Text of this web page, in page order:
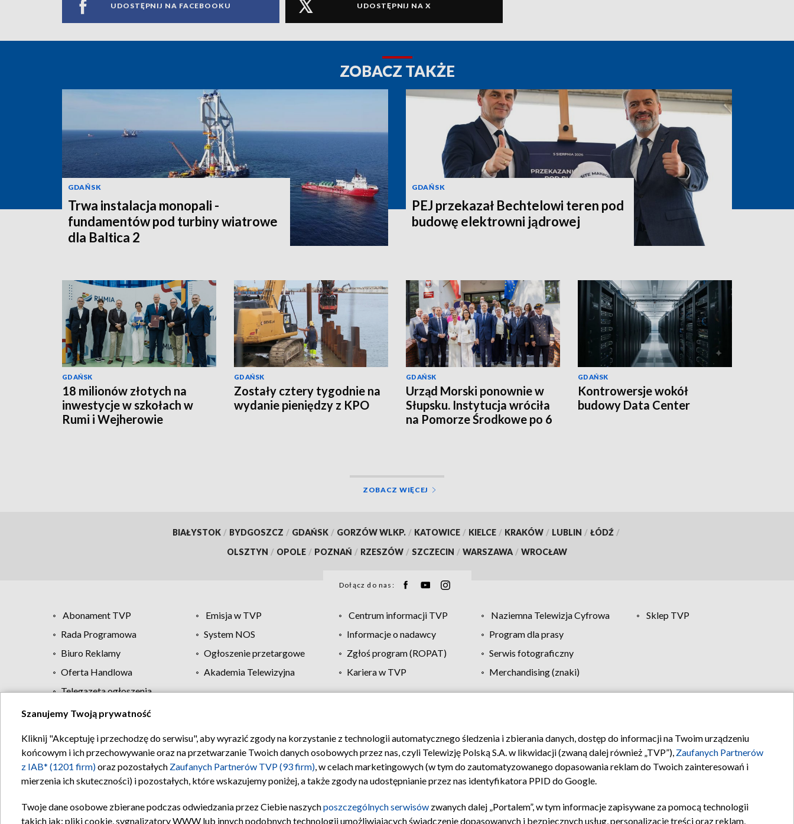
UDOSTĘPNIJ NA FACEBOOKU UDOSTĘPNIJ NA X
ZOBACZ TAKŻE
GDAŃSK
Trwa instalacja monopali -
fundamentów pod turbiny wiatrowe
dla Baltica 2
GDAŃSK
PEJ przekazał Bechtelowi teren pod
budowę elektrowni jądrowej
GDAŃSK
18 milionów złotych na
inwestycje w szkołach w
Rumi i Wejherowie
GDAŃSK
Zostały cztery tygodnie na
wydanie pieniędzy z KPO
GDAŃSK
Urząd Morski ponownie w
Słupsku. Instytucja wróciła
na Pomorze Środkowe po 6
GDAŃSK
Kontrowersje wokół
budowy Data Center
ZOBACZ WIĘCEJ
BIAŁYSTOK / BYDGOSZCZ / GDAŃSK / GORZÓW WLKP. / KATOWICE / KIELCE / KRAKÓW / LUBLIN / ŁÓDŹ /
OLSZTYN / OPOLE / POZNAŃ / RZESZÓW / SZCZECIN / WARSZAWA / WROCŁAW
Dołącz do nas:
Abonament TVP Emisja w TVP Centrum informacji TVP Naziemna Telewizja Cyfrowa
Sklep TVP
Rada Programowa
System NOS Informacje o nadawcy
Program dla prasy
Biuro Reklamy
Ogłoszenie przetargowe Zgłoś program (ROPAT)
Serwis fotograficzny
Oferta Handlowa
Akademia Telewizyjna Kariera w TVP
Merchandising (znaki)
Telegazeta ogłoszenia
Regulamin TVP Polityka prywatności Moje zgody Pomoc Biuro reklamy Kontakt
Szanujemy Twoją prywatność
Kliknij "Akceptuję i przechodzę do serwisu", aby wyrazić zgody na korzystanie z technologii automatycznego śledzenia i zbierania danych, dostęp do informacji na Twoim urządzeniu
końcowym i ich przechowywanie oraz na przetwarzanie Twoich danych osobowych przez nas, czyli Telewizję Polską S.A. w likwidacji (zwaną dalej również „TVP”), Zaufanych Partnerów
z IAB* (1201 firm)oraz pozostałych Zaufanych Partnerów TVP (93 firm), w celach marketingowych (w tym do zautomatyzowanego dopasowania reklam do Twoich zainteresowań i
mierzenia ich skuteczności) i pozostałych, które wskazujemy poniżej, a także zgody na udostępnianie przez nas identyfikatora PPID do Google.
Twoje dane osobowe zbierane podczas odwiedzania przez Ciebie naszychposzczególnych serwisów zwanych dalej „Portalem”, w tym informacje zapisywane za pomocą technologii
takich jak: pliki cookie, sygnalizatory WWW lub innych podobnych technologii umożliwiających świadczenie dopasowanych i bezpiecznych usług, personalizację treści oraz reklam,